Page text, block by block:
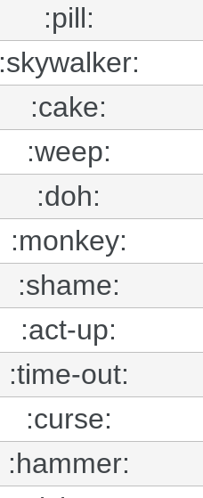
:pill:
:skywalker:
:cake:
:weep:
:doh:
:monkey:
:shame:
:act-up:
:time-out:
:curse:
:hammer: